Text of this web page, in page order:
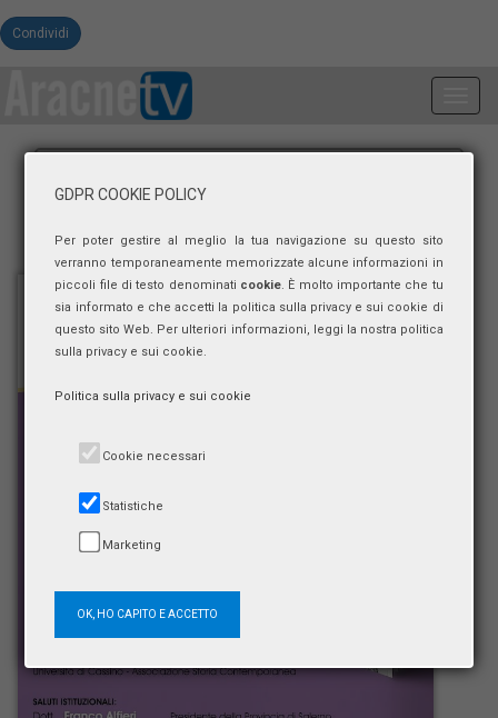
Condividi
GDPR COOKIE POLICY
Per poter gestire al meglio la tua navigazione su questo sito
verranno temporaneamente memorizzate alcune informazioni in
piccoli file di testo denominati cookie. È molto importante che tu
sia informato e che accetti la politica sulla privacy e sui cookie di
questo sito Web. Per ulteriori informazioni, leggi la nostra politica
sulla privacy e sui cookie.
Politica sulla privacy e sui cookie
Cookie necessari
Statistiche
Marketing
OK, HO CAPITO E ACCETTO